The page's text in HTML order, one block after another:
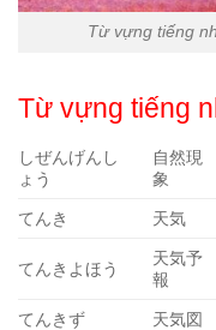
Từ vựng tiếng
Từ vựng tiếng
しぜんげんし
ょう
自然現
象
てんき 天気
てんきよほう
天気予
報
てんきず 天気図